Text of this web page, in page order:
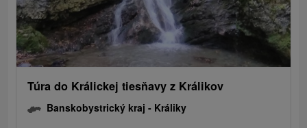
Túra do Králickej tiesňavy z Králikov
Banskobystrický kraj - Králiky